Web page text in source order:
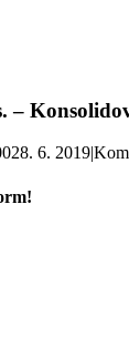
–
28. 6. 2019|